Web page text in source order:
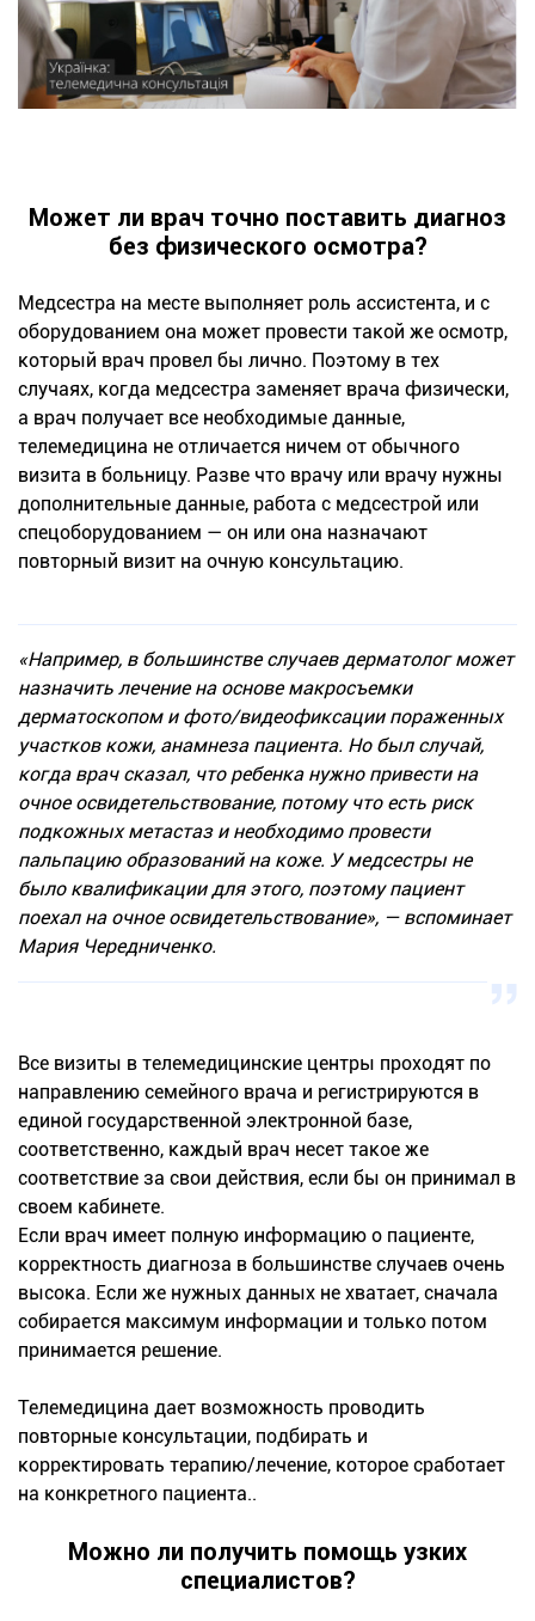
Может ли врач точно поставить диагноз
без физического осмотра?
Медсестра на месте выполняет роль ассистента, и с
оборудованием она может провести такой же осмотр,
который врач провел бы лично. Поэтому в тех
случаях, когда медсестра заменяет врача физически,
а врач получает все необходимые данные,
телемедицина не отличается ничем от обычного
визита в больницу. Разве что врачу или врачу нужны
дополнительные данные, работа с медсестрой или
спецоборудованием — он или она назначают
повторный визит на очную консультацию.
«Например, в большинстве случаев дерматолог может
назначить лечение на основе макросъемки
дерматоскопом и фото/видеофиксации пораженных
участков кожи, анамнеза пациента. Но был случай,
когда врач сказал, что ребенка нужно привести на
очное освидетельствование, потому что есть риск
подкожных метастаз и необходимо провести
пальпацию образований на коже. У медсестры не
было квалификации для этого, поэтому пациент
поехал на очное освидетельствование», — вспоминает
Мария Чередниченко.
Все визиты в телемедицинские центры проходят по
направлению семейного врача и регистрируются в
единой государственной электронной базе,
соответственно, каждый врач несет такое же
соответствие за свои действия, если бы он принимал в
своем кабинете.
Если врач имеет полную информацию о пациенте,
корректность диагноза в большинстве случаев очень
высока. Если же нужных данных не хватает, сначала
собирается максимум информации и только потом
принимается решение.
Телемедицина дает возможность проводить
повторные консультации, подбирать и
корректировать терапию/лечение, которое сработает
на конкретного пациента..
Можно ли получить помощь узких
специалистов?